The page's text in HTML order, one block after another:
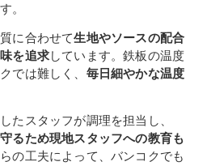
。
に合わせて生地やソースの配合
を追求しています。鉄板の温度
では難しく、 毎日細やかな温度
たスタッフが調理を担当し、
るため現地スタッフへの教育も
の工夫によって、バンコクでも